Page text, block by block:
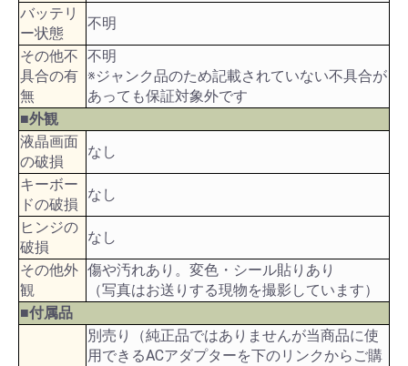
バッテリ
ー状態
不明
その他不
具合の有
無
不明
※ジャンク品のため記載されていない不具合が
あっても保証対象外です
■外観
液晶画面
の破損
なし
キーボー
ドの破損
なし
ヒンジの
破損
なし
その他外
観
傷や汚れあり。変色・シール貼りあり
（写真はお送りする現物を撮影しています）
■付属品
別売り（純正品ではありませんが当商品に使
用できるACアダプターを下のリンクからご購